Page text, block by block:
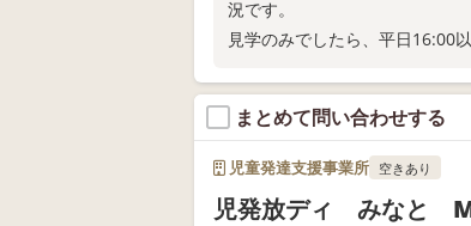
況です。
見学のみでしたら、平日16:00
まとめて問い合わせする
児童発達支援事業所 空きあり
児発放ディ みなと